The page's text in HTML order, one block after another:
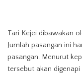
Tari Kejei dibawakan
Jumlah pasangan ini
pasangan. Menurut
tersebut akan